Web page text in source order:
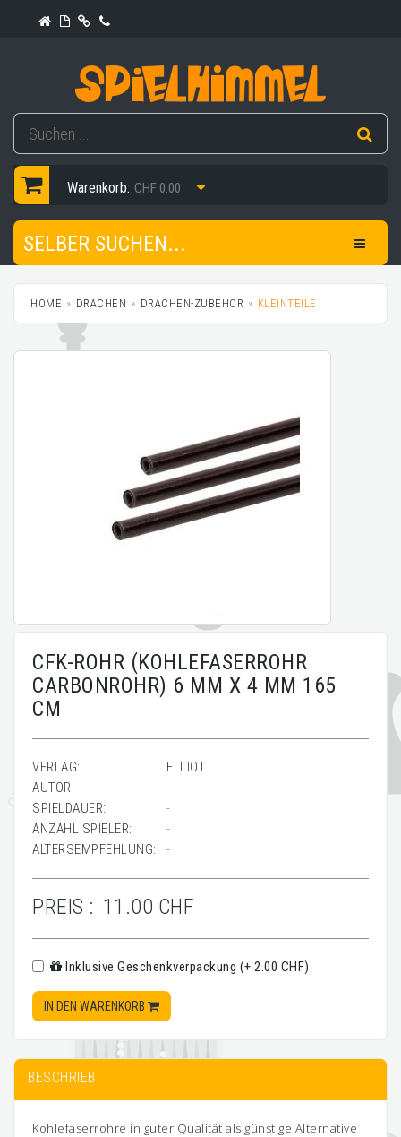
Warenkorb: CHF 0.00
SELBER SUCHEN...
HOME DRACHEN DRACHEN-ZUBEHÖR KLEINTEILE
CFK-ROHR (KOHLEFASERROHR
CARBONROHR) 6 MM X 4 MM 165
CM
VERLAG:
ELLIOT
AUTOR:
-
SPIELDAUER:
-
ANZAHL SPIELER:
-
ALTERSEMPFEHLUNG:
-
PREIS : 11.00 CHF
Inklusive Geschenkverpackung (+ 2.00 CHF)
IN DEN WARENKORB
BESCHRIEB
Kohlefaserrohre in guter Qualität als günstige Alternative